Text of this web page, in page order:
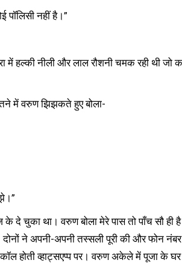
पॉलिसी नहीं है।”
में हल्की नीली और लाल रौशनी चमक रही थी जो
में वरुण झिझकते हुए बोला-
दे चुका था। वरुण बोला मेरे पास तो पाँच सौ ही
दोनों ने अपनी-अपनी तस्सली पूरी की और फोन
होती व्हाट्सएप्प पर। वरुण अकेले में पूजा के घर